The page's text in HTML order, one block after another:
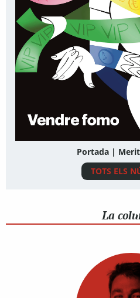
Portada |
TOTS ELS
La